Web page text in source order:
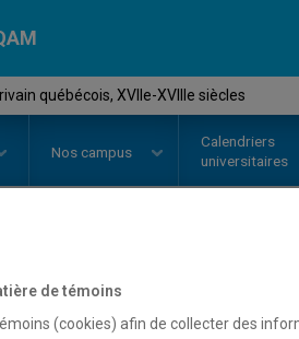
québécois, XVIIe-XVIIIe siècles
Nos campus
Calendriers
universitaires
// LIT3705
de témoins
(cookies) afin de collecter des